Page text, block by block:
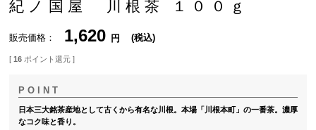
紀ノ国屋 川根茶 １００ｇ
販売価格 1,620 税込
[ 16 ポイント還元 ]
日本三大銘茶産地として古くから有名な川根。本場「川根本町」の一番茶。濃厚
なコク味と香り。